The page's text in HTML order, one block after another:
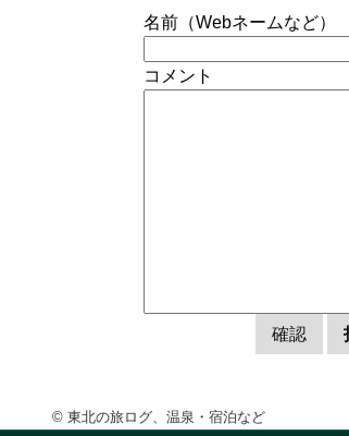
名前（Webネームなど）
コメント
© 東北の旅ログ、温泉・宿泊など